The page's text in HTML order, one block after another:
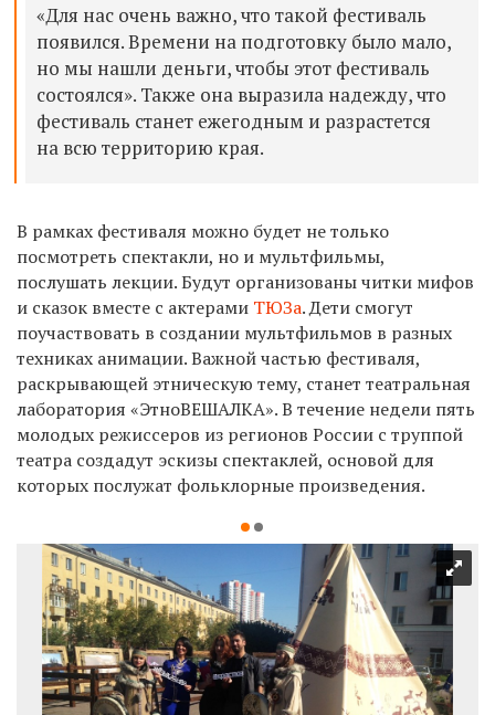
«Для нас очень важно, что такой фестиваль
появился. Времени на подготовку было мало,
но мы нашли деньги, чтобы этот фестиваль
состоялся». Также она выразила надежду, что
фестиваль станет ежегодным и разрастется
на всю территорию края.
В рамках фестиваля можно будет не только
посмотреть спектакли, но и мультфильмы,
послушать лекции. Будут организованы читки мифов
и сказок вместе с актерами ТЮЗа. Дети смогут
поучаствовать в создании мультфильмов в разных
техниках анимации. Важной частью фестиваля,
раскрывающей этническую тему, станет театральная
лаборатория «ЭтноВЕШАЛКА». В течение недели пять
молодых режиссеров из регионов России с труппой
театра создадут эскизы спектаклей, основой для
которых послужат фольклорные произведения.